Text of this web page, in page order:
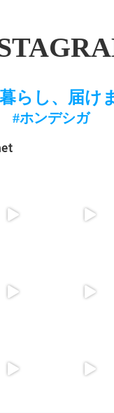
らし、届け
#ホンデシガ